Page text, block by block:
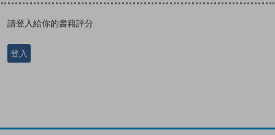
請登入給你的書籍評分
登入